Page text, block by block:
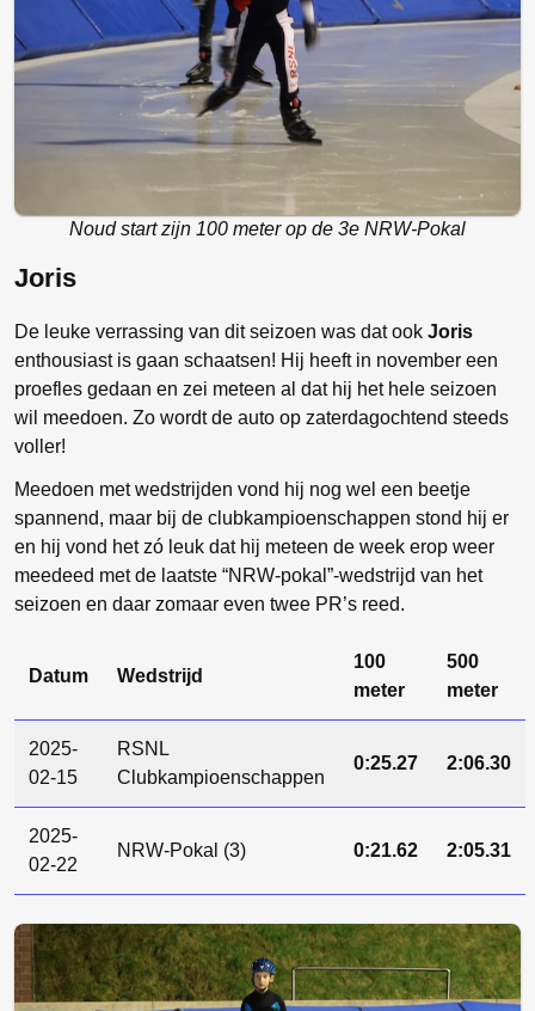
Noud start zijn 100 meter op de 3e NRW-Pokal
Joris
De leuke verrassing van dit seizoen was dat ook Joris
enthousiast is gaan schaatsen! Hij heeft in november een
proefles gedaan en zei meteen al dat hij het hele seizoen
wil meedoen. Zo wordt de auto op zaterdagochtend steeds
voller!
Meedoen met wedstrijden vond hij nog wel een beetje
spannend, maar bij de clubkampioenschappen stond hij er
en hij vond het zó leuk dat hij meteen de week erop weer
meedeed met de laatste “NRW-pokal”-wedstrijd van het
seizoen en daar zomaar even twee PR’s reed.
Datum Wedstrijd
100
meter
500
meter
2025-
02-15
RSNL
Clubkampioenschappen
0:25.27 2:06.30
2025-
02-22
NRW-Pokal (3) 0:21.62 2:05.31